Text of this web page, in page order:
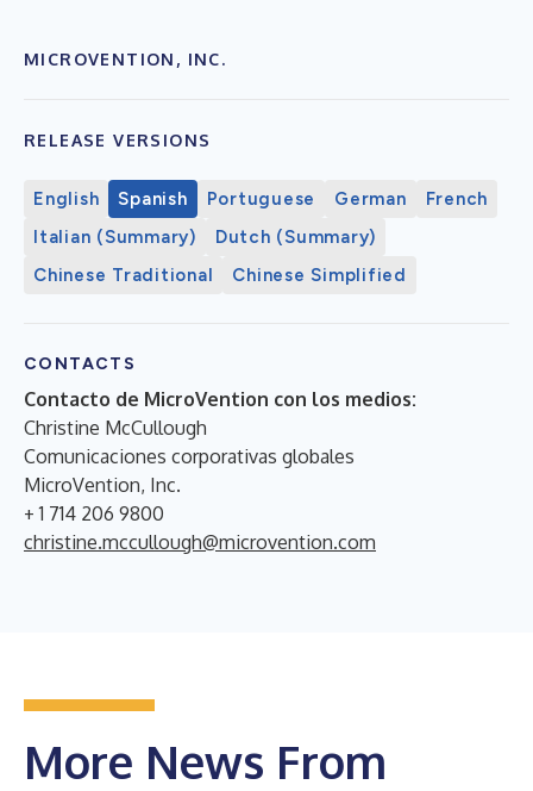
MICROVENTION, INC.
RELEASE VERSIONS
English Spanish Portuguese German
French
Italian (Summary)
Dutch (Summary)
Chinese Traditional
Chinese Simplified
CONTACTS
Contacto de MicroVention con los medios:
Christine McCullough
Comunicaciones corporativas globales
MicroVention, Inc.
+ 1 714 206 9800
christine.mccullough@microvention.com
More News From